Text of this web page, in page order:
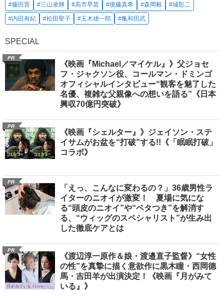
#藤田晋 #三山凌輝 #高市早苗 #後藤真希 #森岡毅
#城彰二
#内田有紀
#松田聖子 #玉木雄一郎 #亀和田武
SPECIAL
PR
《映画『Michael／マイケル』》父ジョセ
フ・ジャクソン役、コールマン・ドミンゴ
オフィシャルインタビュー“観客を魅了した
名優、複雑な父親像への想いを語る”《日本
興収70億円突破》
PR
《映画『シェルター』》ジェイソン・ステ
イサムがお盆を“打破”する!!《「眠眠打破」
コラボ》
PR
「えっ、こんなに変わるの？」36歳男性ラ
イターのニオイが激変！ 夏場に気にな
る“頭皮のニオイ”や“ベタつき”を解消す
る、“ウィッグのスペシャリスト”が生み出
した徹底ケアとは
PR
《渡辺淳一原作＆娘・渡邉直子監督》“女性
の性”を真摯に描く意欲作に黒木瞳・西岡德
馬・吉田羊が出演決定！《映画『月がみて
いる』》